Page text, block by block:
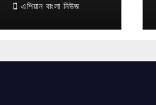
এশিয়ান বাংলা নিউজ